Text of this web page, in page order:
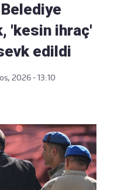
'kesin ihraç'
edildi
2026 - 13:10